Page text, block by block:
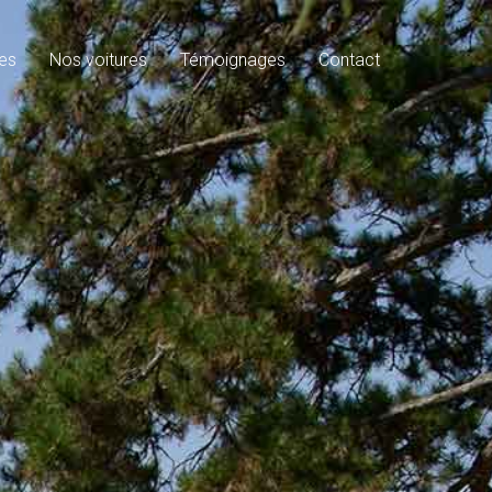
Nos voitures Témoignages Contact